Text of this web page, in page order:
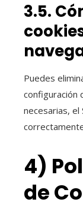
3.5.
Puedes
configuración
necesarias, el
4)
de